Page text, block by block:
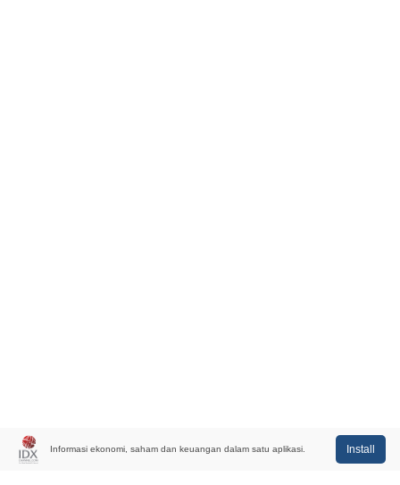
Informasi ekonomi, saham dan keuangan dalam satu aplikasi. Install